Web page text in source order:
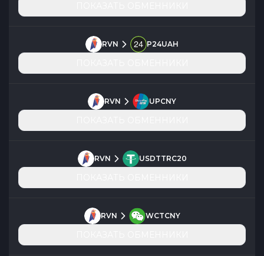
RVN P24UAH
RVN UPCNY
RVN USDTTRC20
RVN WCTCNY